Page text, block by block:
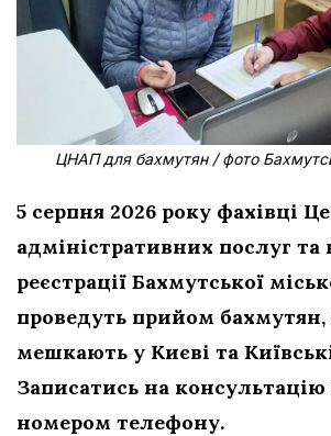
ЦНАП для бахмутян / фото
5 серпня 2026 року фахівці
адміністративних послуг та
реєстрації Бахмутської
проведуть прийом бахмутян,
мешкають у Києві та
Записатись на
номером телефону.